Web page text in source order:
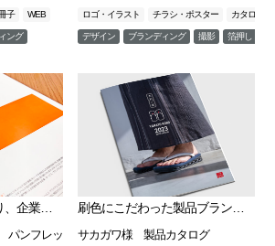
子 WEB
ング
ロゴ・イラスト チラシ・ポスター カタログ
デザイン ブランディング 撮影 箔押し
色で伝わる価値を守り、企業価値向上に貢献
パンフレッ
サカガワ様 製品カタログ